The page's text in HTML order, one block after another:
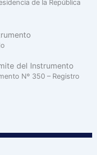
de la República
del Instrumento
Nº 350 – Registro